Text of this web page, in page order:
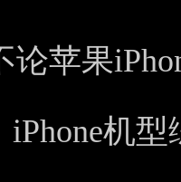
论苹果
iPhone机